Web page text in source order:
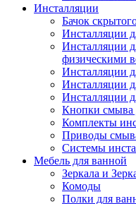
Инсталляции
Бачок
Инсталляции
Инсталляции
физическими
Инсталляции
Инсталляции
Инсталляции
Кнопки смыва
Комплекты
Приводы
Системы
Мебель для ванной
Зеркала и
Комоды
Полки для